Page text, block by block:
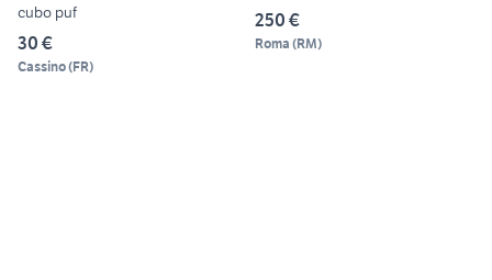
cubo puf
30 €
Cassino(FR)
250 €
Roma (RM)